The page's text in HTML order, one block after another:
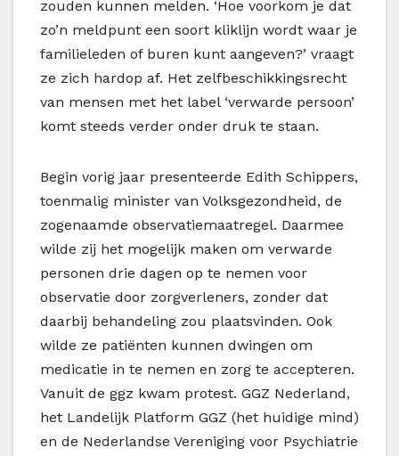
zouden kunnen melden. ‘Hoe voorkom je dat
zo’n meldpunt een soort kliklijn wordt waar je
familieleden of buren kunt aangeven?’ vraagt
ze zich hardop af. Het zelfbeschikkingsrecht
van mensen met het label ‘verwarde persoon’
komt steeds verder onder druk te staan.
Begin vorig jaar presenteerde Edith Schippers,
toenmalig minister van Volksgezondheid, de
zogenaamde observatiemaatregel. Daarmee
wilde zij het mogelijk maken om verwarde
personen drie dagen op te nemen voor
observatie door zorgverleners, zonder dat
daarbij behandeling zou plaatsvinden. Ook
wilde ze patiënten kunnen dwingen om
medicatie in te nemen en zorg te accepteren.
Vanuit de ggz kwam protest. GGZ Nederland,
het Landelijk Platform GGZ (het huidige mind)
en de Nederlandse Vereniging voor Psychiatrie